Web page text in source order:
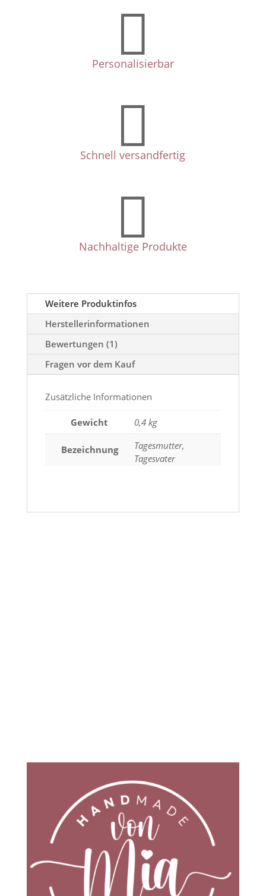

Personalisierbar

Schnell versandfertig

Nachhaltige Produkte
Weitere Produktinfos
Herstellerinformationen
Bewertungen (1)
Fragen vor dem Kauf
Zusätzliche Informationen
Gewicht 0,4 kg
Bezeichnung
Tagesmutter,
Tagesvater